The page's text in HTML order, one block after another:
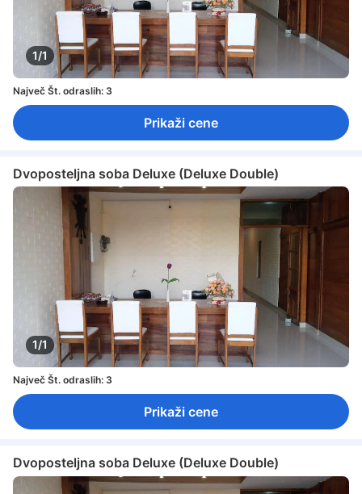
1/1
Največ Št. odraslih: 3
Prikaži cene
Dvoposteljna soba Deluxe (Deluxe Double)
1/1
Največ Št. odraslih: 3
Prikaži cene
Dvoposteljna soba Deluxe (Deluxe Double)